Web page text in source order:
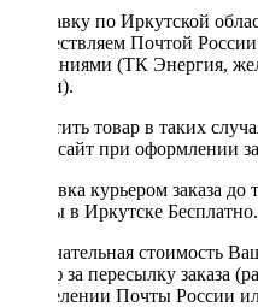
Отправку по Иркутской
осуществляем Почтой
компаниями (ТК Энергия,
линии).
Оплатить товар в таких
через сайт при оформлении
Доставка курьером заказа
Почты в Иркутске Бесплатно.
Окончательная стоимость
Тариф за пересылку заказа
в отделении Почты России